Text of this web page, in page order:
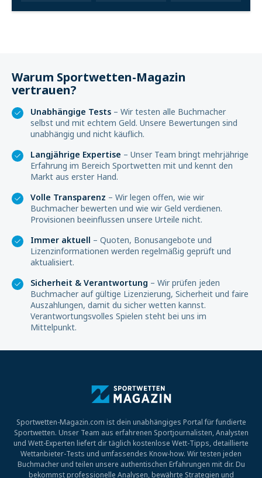
Warum Sportwetten-Magazin
vertrauen?
Unabhängige Tests – Wir testen alle Buchmacher
selbst und mit echtem Geld. Unsere Bewertungen sind
unabhängig und nicht käuflich.
Langjährige Expertise – Unser Team bringt mehrjährige
Erfahrung im Bereich Sportwetten mit und kennt den
Markt aus erster Hand.
Volle Transparenz – Wir legen offen, wie wir
Buchmacher bewerten und wie wir Geld verdienen.
Provisionen beeinflussen unsere Urteile nicht.
Immer aktuell – Quoten, Bonusangebote und
Lizenzinformationen werden regelmäßig geprüft und
aktualisiert.
Sicherheit & Verantwortung – Wir prüfen jeden
Buchmacher auf gültige Lizenzierung, Sicherheit und faire
Auszahlungen, damit du sicher wetten kannst.
Verantwortungsvolles Spielen steht bei uns im
Mittelpunkt.
Sportwetten-Magazin.com ist dein unabhängiges Portal für fundierte
Sportwetten. Unser Team aus erfahrenen Sportjournalisten, Analysten
und Wett-Experten liefert dir täglich kostenlose Wett-Tipps, detaillierte
Wettanbieter-Tests und umfassendes Know-how. Wir testen jeden
Buchmacher und teilen unsere authentischen Erfahrungen mit dir. Du
bekommst professionelle Analysen, bewährte Strategien und